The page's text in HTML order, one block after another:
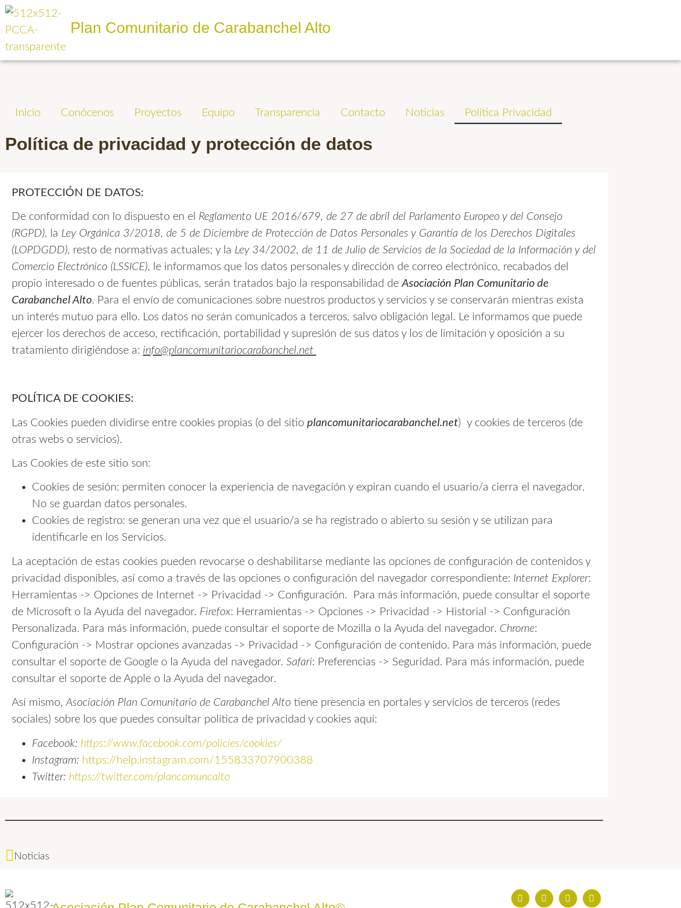
Plan Comunitario de Carabanchel Alto
Inicio Conócenos Proyectos Equipo Transparencia Contacto Noticias Política Privacidad
Política de privacidad y protección de datos
PROTECCIÓN DE DATOS:
De conformidad con lo dispuesto en el Reglamento UE 2016/679, de 27 de abril del Parlamento Europeo y del Consejo
(RGPD), la Ley Orgánica 3/2018, de 5 de Diciembre de Protección de Datos Personales y Garantía de los Derechos Digitales
(LOPDGDD), resto de normativas actuales; y la Ley 34/2002, de 11 de Julio de Servicios de la Sociedad de la Información y del
Comercio Electrónico (LSSICE), le informamos que los datos personales y dirección de correo electrónico, recabados del
propio interesado o de fuentes públicas, serán tratados bajo la responsabilidad de Asociación Plan Comunitario de
Carabanchel Alto. Para el envío de comunicaciones sobre nuestros productos y servicios y se conservarán mientras exista
un interés mutuo para ello. Los datos no serán comunicados a terceros, salvo obligación legal. Le informamos que puede
ejercer los derechos de acceso, rectificación, portabilidad y supresión de sus datos y los de limitación y oposición a su
tratamiento dirigiéndose a: info@plancomunitariocarabanchel.net
POLÍTICA DE COOKIES:
Las Cookies pueden dividirse entre cookies propias (o del sitio plancomunitariocarabanchel.net) y cookies de terceros (de
otras webs o servicios).
Las Cookies de este sitio son:
Cookies de sesión: permiten conocer la experiencia de navegación y expiran cuando el usuario/a cierra el navegador.
No se guardan datos personales.
Cookies de registro: se generan una vez que el usuario/a se ha registrado o abierto su sesión y se utilizan para
identificarle en los Servicios.
La aceptación de estas cookies pueden revocarse o deshabilitarse mediante las opciones de configuración de contenidos y
privacidad disponibles, así como a través de las opciones o configuración del navegador correspondiente: Internet Explorer:
Herramientas -> Opciones de Internet -> Privacidad -> Configuración. Para más información, puede consultar el soporte
de Microsoft o la Ayuda del navegador. Firefox: Herramientas -> Opciones -> Privacidad -> Historial -> Configuración
Personalizada. Para más información, puede consultar el soporte de Mozilla o la Ayuda del navegador. Chrome:
Configuración -> Mostrar opciones avanzadas -> Privacidad -> Configuración de contenido. Para más información, puede
consultar el soporte de Google o la Ayuda del navegador. Safari: Preferencias -> Seguridad. Para más información, puede
consultar el soporte de Apple o la Ayuda del navegador.
Así mismo, Asociación Plan Comunitario de Carabanchel Alto tiene presencia en portales y servicios de terceros (redes
sociales) sobre los que puedes consultar política de privacidad y cookies aquí:
Facebook: https://www.facebook.com/policies/cookies/
Instagram: https://help.instagram.com/155833707900388
Twitter: https://twitter.com/plancomuncalto
Noticias